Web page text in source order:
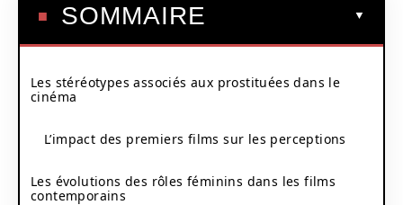
SOMMAIRE
Les stéréotypes associés aux prostituées dans le
cinéma
L’impact des premiers films sur les perceptions
Les évolutions des rôles féminins dans les films
contemporains